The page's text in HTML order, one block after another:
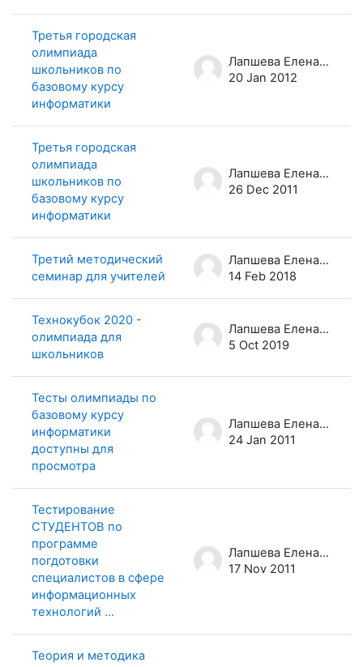
Третья городская
олимпиада
школьников по
базовому курсу
информатики
Лапшева Елена Евгеньевна
20 Jan 2012
Третья городская
олимпиада
школьников по
базовому курсу
информатики
Лапшева Елена Евгеньевна
26 Dec 2011
Третий методический
семинар для учителей
Лапшева Елена Евгеньевна
14 Feb 2018
Технокубок 2020 -
олимпиада для
школьников
Лапшева Елена Евгеньевна
5 Oct 2019
Тесты олимпиады по
базовому курсу
информатики
доступны для
просмотра
Лапшева Елена Евгеньевна
24 Jan 2011
Тестирование
СТУДЕНТОВ по
программе
погдотовки
специалистов в сфере
информационных
технологий ...
Лапшева Елена Евгеньевна
17 Nov 2011
Теория и методика